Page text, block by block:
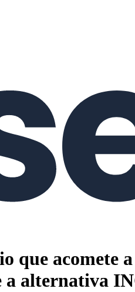
que acomete
a alternativa